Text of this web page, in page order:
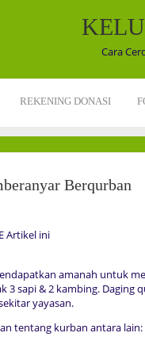
Cara
REKENING DONASI
Berqurban
Artikel ini
amanah untuk
3 sapi & 2 kambing. Daging
yayasan.
tentang kurban antara lain: